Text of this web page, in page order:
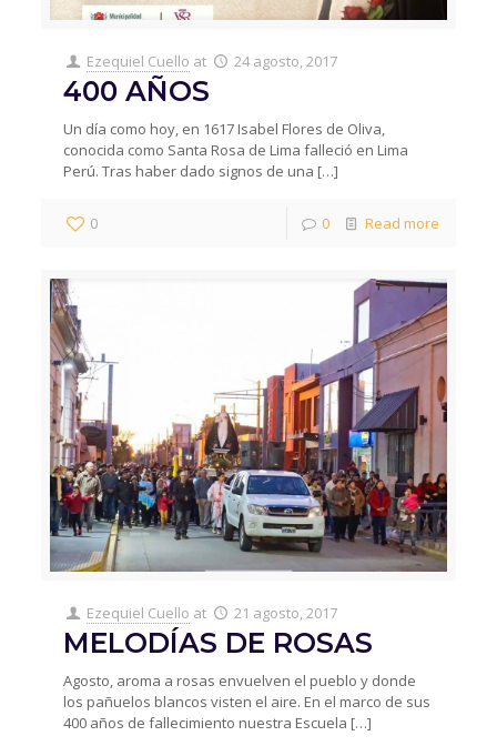
Ezequiel Cuello at 24 agosto, 2017
400 AÑOS
Un día como hoy, en 1617 Isabel Flores de Oliva,
conocida como Santa Rosa de Lima falleció en Lima
Perú. Tras haber dado signos de una […]
0 0 Read more
Ezequiel Cuello at 21 agosto, 2017
MELODÍAS DE ROSAS
Agosto, aroma a rosas envuelven el pueblo y donde
los pañuelos blancos visten el aire. En el marco de sus
400 años de fallecimiento nuestra Escuela […]